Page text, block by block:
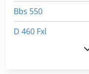
Bbs 550
D 460 Fxl